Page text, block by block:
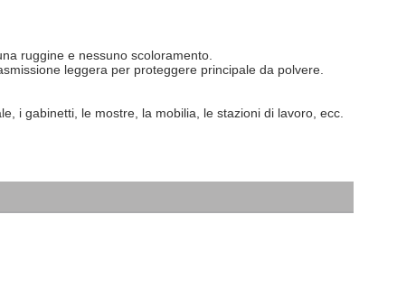
leggera per proteggere principale da polvere.
i gabinetti, le mostre, la mobilia, le stazioni di lavoro, ecc.